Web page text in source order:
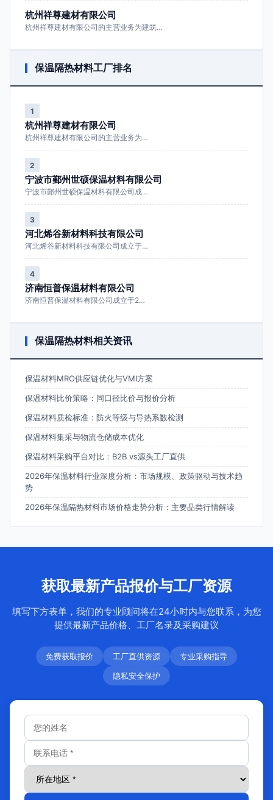
杭州祥尊建材有限公司
杭州祥尊建材有限公司的主营业务为建筑…
保温隔热材料工厂排名
1
杭州祥尊建材有限公司
杭州祥尊建材有限公司的主营业务为…
2
宁波市鄞州世硕保温材料有限公司
宁波市鄞州世硕保温材料有限公司成…
3
河北烯谷新材料科技有限公司
河北烯谷新材料科技有限公司成立于…
4
济南恒普保温材料有限公司
济南恒普保温材料有限公司成立于2…
保温隔热材料相关资讯
保温材料MRO供应链优化与VMI方案
保温材料比价策略：同口径比价与报价分析
保温材料质检标准：防火等级与导热系数检测
保温材料集采与物流仓储成本优化
保温材料采购平台对比：B2B vs源头工厂直供
2026年保温材料行业深度分析：市场规模、政策驱动与技术趋
势
2026年保温隔热材料市场价格走势分析：主要品类行情解读
获取最新产品报价与工厂资源
填写下方表单，我们的专业顾问将在24小时内与您联系，为您
提供最新产品价格、工厂名录及采购建议
免费获取报价 工厂直供资源
专业采购指导
隐私安全保护